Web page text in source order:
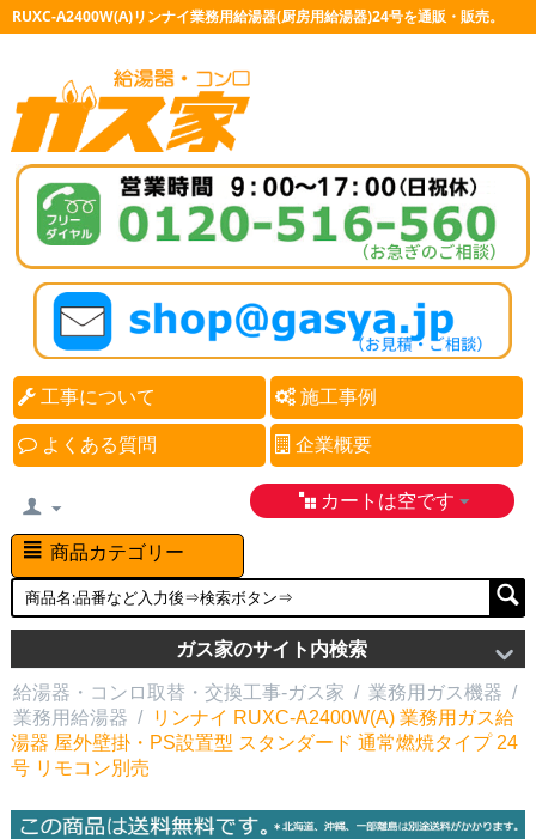
RUXC-A2400W(A)リンナイ業務用給湯器(厨房用給湯器)24号を通販・販売。
工事について 施工事例
よくある質問 企業概要
カートは空です
商品カテゴリー
ガス家のサイト内検索
給湯器・コンロ取替・交換工事-ガス家 / 業務用ガス機器 /
業務用給湯器 /
リンナイ RUXC-A2400W(A) 業務用ガス給
湯器 屋外壁掛・PS設置型 スタンダード 通常燃焼タイプ 24
号 リモコン別売